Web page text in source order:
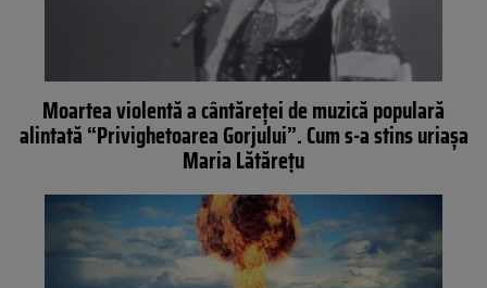
Moartea violentă a cântăreței de muzică populară
alintată “Privighetoarea Gorjului”. Cum s-a stins uriașa
Maria Lătărețu